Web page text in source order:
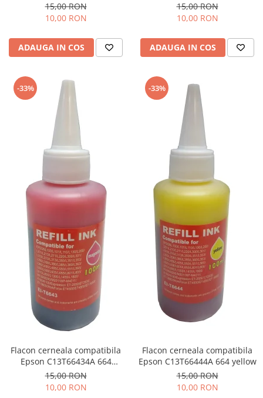
15,00 RON
10,00 RON
ADAUGA IN COS
15,00 RON
10,00 RON
ADAUGA IN COS
-33%
Flacon cerneala compatibila
Epson C13T66434A 664
magenta
15,00 RON
10,00 RON
-33%
Flacon cerneala compatibila
Epson C13T66444A 664 yellow
15,00 RON
10,00 RON